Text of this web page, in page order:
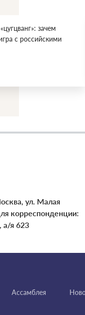
зачем
с российскими
ул. Малая
корреспонденции:
а/я 623
Ассамблея